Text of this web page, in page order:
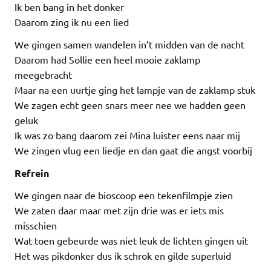
Ik ben bang in het donker
Daarom zing ik nu een lied
We gingen samen wandelen in’t midden van de nacht
Daarom had Sollie een heel mooie zaklamp
meegebracht
Maar na een uurtje ging het lampje van de zaklamp stuk
We zagen echt geen snars meer nee we hadden geen
geluk
Ik was zo bang daarom zei Mina luister eens naar mij
We zingen vlug een liedje en dan gaat die angst voorbij
Refrein
We gingen naar de bioscoop een tekenfilmpje zien
We zaten daar maar met zijn drie was er iets mis
misschien
Wat toen gebeurde was niet leuk de lichten gingen uit
Het was pikdonker dus ik schrok en gilde superluid